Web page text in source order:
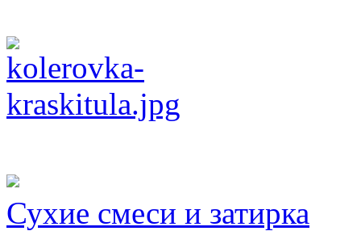
Сухие смеси и затирка